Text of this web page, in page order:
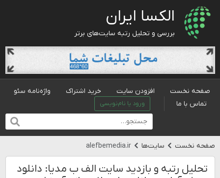
الکسا ایران
بررسی و تحلیل رتبه سایت‌های برتر
صفحه نخست افزودن سایت خرید اشتراک
واژه‌نامه سئو
تماس با ما
ورود یا نام‌نویسی
صفحه نخست سایت‌ها alefbemedia.ir
تحلیل رتبه و بازدید سایت الف ب مدیا: دانلود